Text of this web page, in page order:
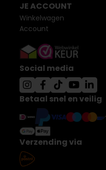
JE ACCOUNT
Winkelwagen
Account
Social media
Betaal snel en veilig
Verzending via